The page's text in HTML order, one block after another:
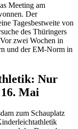
Meeting am
Der
Tagesbestweite von
des Thüringers
zwei Wochen in
und der EM-Norm in
Nur
Mai
zum Schauplatz